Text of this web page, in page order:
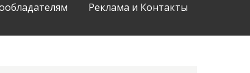
Реклама и Контакты